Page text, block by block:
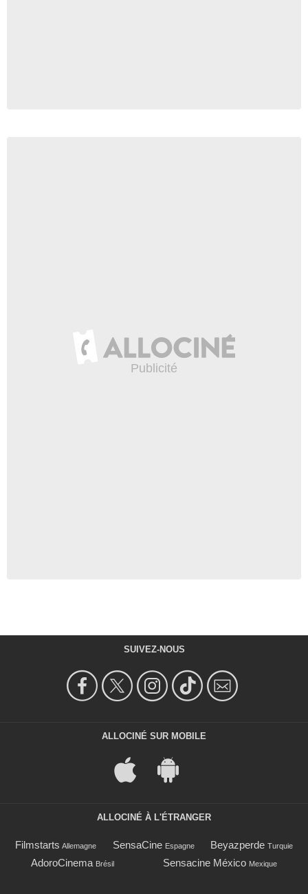
SUIVEZ-NOUS
ALLOCINÉ SUR MOBILE
ALLOCINÉ À L'ÉTRANGER
Filmstarts Allemagne SensaCine Espagne Beyazperde Turquie
AdoroCinema Brésil Sensacine México Mexique